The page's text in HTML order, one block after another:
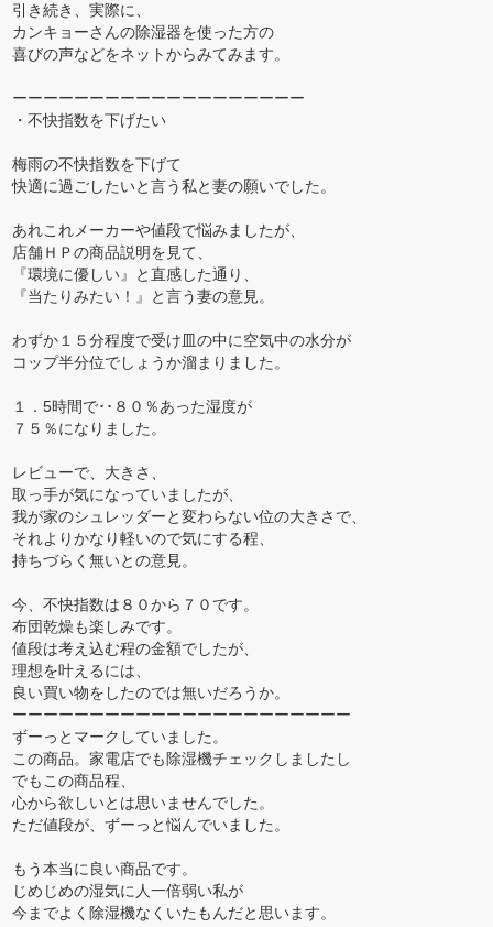
引き続き、実際に、
カンキョーさんの除湿器を使った方の
喜びの声などをネットからみてみます。
ーーーーーーーーーーーーーーーーーーー
・不快指数を下げたい
梅雨の不快指数を下げて
快適に過ごしたいと言う私と妻の願いでした。
あれこれメーカーや値段で悩みましたが、
店舗ＨＰの商品説明を見て、
『環境に優しい』と直感した通り、
『当たりみたい！』と言う妻の意見。
わずか１５分程度で受け皿の中に空気中の水分が
コップ半分位でしょうか溜まりました。
１．5時間で･･８０％あった湿度が
７５％になりました。
レビューで、大きさ、
取っ手が気になっていましたが、
我が家のシュレッダーと変わらない位の大きさで、
それよりかなり軽いので気にする程、
持ちづらく無いとの意見。
今、不快指数は８０から７０です。
布団乾燥も楽しみです。
値段は考え込む程の金額でしたが、
理想を叶えるには、
良い買い物をしたのでは無いだろうか。
ーーーーーーーーーーーーーーーーーーーーーー
ずーっとマークしていました。
この商品。家電店でも除湿機チェックしましたし
でもこの商品程、
心から欲しいとは思いませんでした。
ただ値段が、ずーっと悩んでいました。
もう本当に良い商品です。
じめじめの湿気に人一倍弱い私が
今までよく除湿機なくいたもんだと思います。